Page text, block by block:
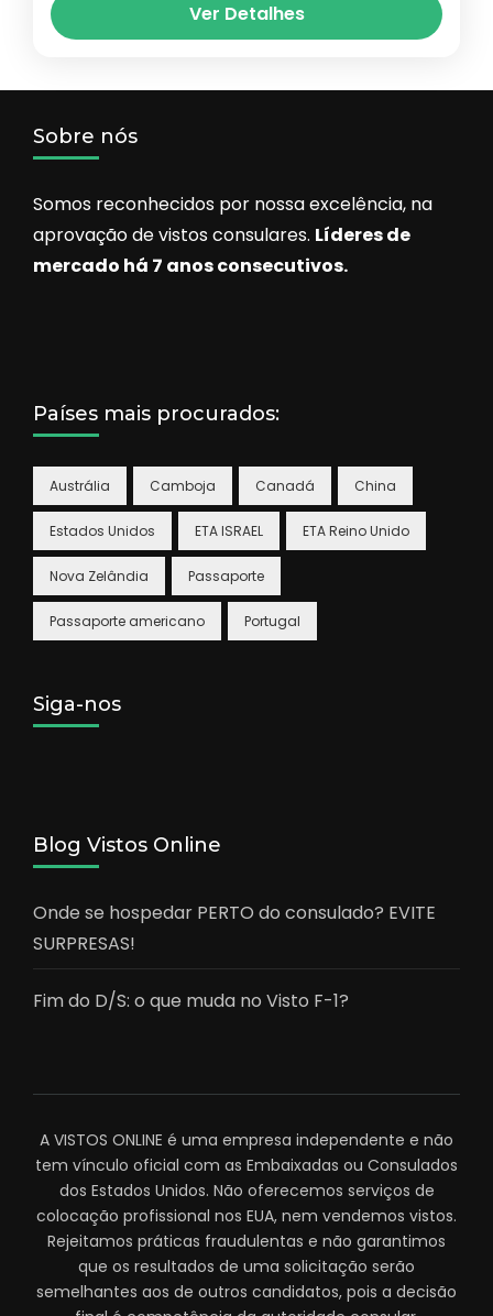
,Passaporte americano
1 Pessoa
Ver Detalhes
Sobre nós
Somos reconhecidos por nossa excelência, na
aprovação de vistos consulares. Líderes de
mercado há 7 anos consecutivos.
Países mais procurados:
Austrália Camboja Canadá China
Estados Unidos ETA ISRAEL ETA Reino Unido
Nova Zelândia Passaporte
Passaporte americano Portugal
Siga-nos
Blog Vistos Online
Onde se hospedar PERTO do consulado? EVITE
SURPRESAS!
Fim do D/S: o que muda no Visto F-1?
A VISTOS ONLINE é uma empresa independente e não
tem vínculo oficial com as Embaixadas ou Consulados
dos Estados Unidos. Não oferecemos serviços de
colocação profissional nos EUA, nem vendemos vistos.
Rejeitamos práticas fraudulentas e não garantimos
que os resultados de uma solicitação serão
semelhantes aos de outros candidatos, pois a decisão